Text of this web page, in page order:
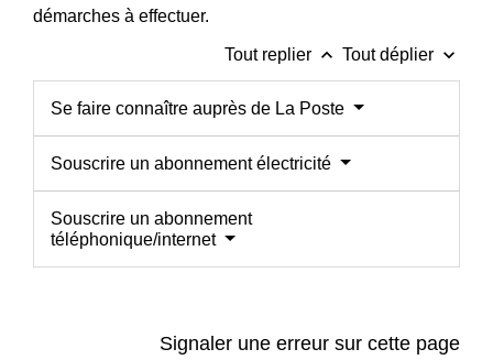
démarches à effectuer.
Tout replier keyboard_arrow_up Tout déplier keyboard_arrow_down
Se faire connaître auprès de La Poste
Souscrire un abonnement électricité
Souscrire un abonnement
téléphonique/internet
Signaler une erreur sur cette page